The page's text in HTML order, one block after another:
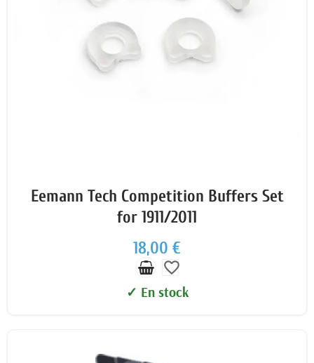
Eemann Tech Competition Buffers Set
for 1911/2011
18,00 €
favorite_border
✓ En stock